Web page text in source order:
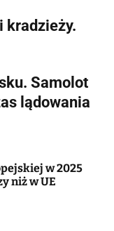
kradzieży.
Samolot
lądowania
w 2025
niż w UE